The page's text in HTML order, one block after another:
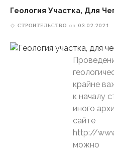
Геология Участка, Для
СТРОИТЕЛЬСТВО on 03.02.2021
крайне
к началу
иного
сайте
http://
можно